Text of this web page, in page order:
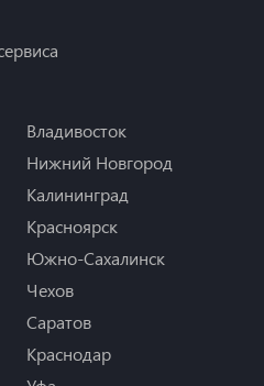
Владивосток
Нижний Новгород
Калининград
Красноярск
Южно-Сахалинск
Чехов
Саратов
Краснодар